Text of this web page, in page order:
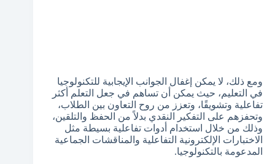
ومع ذلك، لا يمكن إغفال الجوانب الإيجابية للتكنولوجيا
في التعليم، حيث يمكن أن تساهم في جعل التعلم أكثر
تفاعلية وتشويقًا، وتعزز من روح التعاون بين الطلاب،
وتحفزهم على التفكير النقدي بدلاً من الحفظ والتلقين،
وذلك من خلال استخدام أدوات تفاعلية بسيطة مثل
الاختبارات الإلكترونية التفاعلية والمناقشات الجماعية
المدعومة بالتكنولوجيا.